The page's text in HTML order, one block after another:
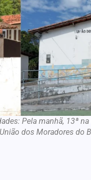
Pela manhã, 13ª
dos Moradores do